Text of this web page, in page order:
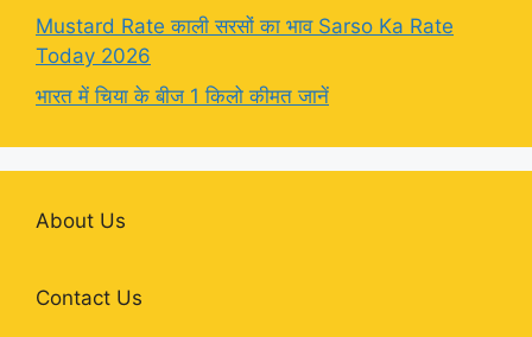
Mustard Rate काली सरसों का भाव Sarso Ka Rate
Today 2026
भारत में चिया के बीज 1 किलो कीमत जानें
About Us
Contact Us